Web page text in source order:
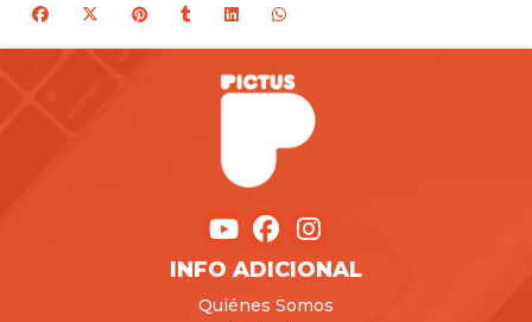
INFO ADICIONAL
Quiénes Somos